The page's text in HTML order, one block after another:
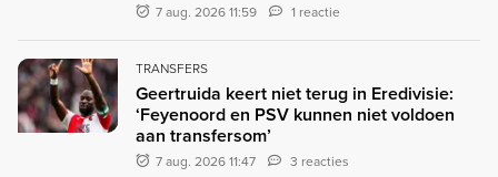
7 aug. 2026 11:59 1 reactie
TRANSFERS
Geertruida keert niet terug in Eredivisie:
‘Feyenoord en PSV kunnen niet voldoen
aan transfersom’
7 aug. 2026 11:47 3 reacties